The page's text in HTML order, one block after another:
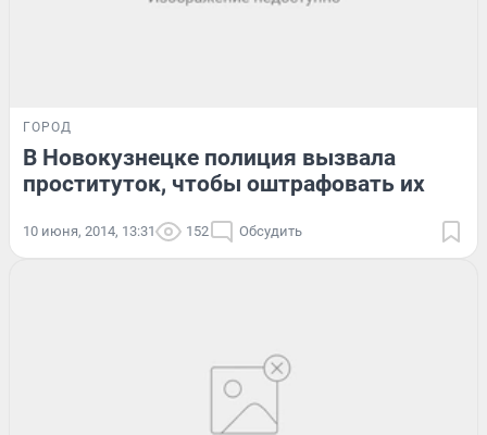
ГОРОД
В Новокузнецке полиция вызвала
проституток, чтобы оштрафовать их
10 июня, 2014, 13:31 152 Обсудить